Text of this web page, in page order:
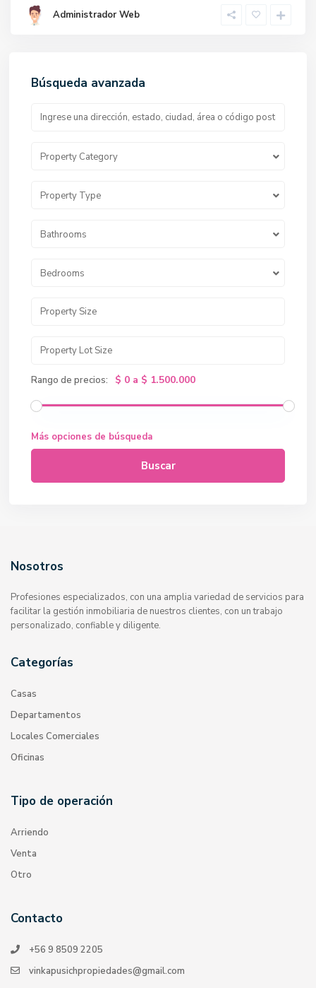
Administrador Web
Búsqueda avanzada
Property Category
Property Type
Bathrooms
Bedrooms
Rango de precios: $ 0 a $ 1.500.000
Más opciones de búsqueda
Buscar
Nosotros
Profesiones especializados, con una amplia variedad de servicios para
facilitar la gestión inmobiliaria de nuestros clientes, con un trabajo
personalizado, confiable y diligente.
Categorías
Casas
Departamentos
Locales Comerciales
Oficinas
Tipo de operación
Arriendo
Venta
Otro
Contacto
+56 9 8509 2205
vinkapusichpropiedades@gmail.com